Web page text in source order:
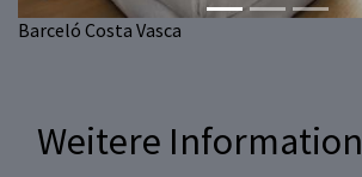
Barceló Costa Vasca
Weitere Information